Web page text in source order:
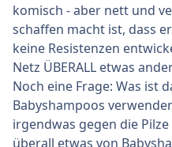
komisch - aber nett und
schaffen macht ist, dass
keine Resistenzen
Netz ÜBERALL etwas
Noch eine Frage: Was ist
Babyshampoos
irgendwas gegen die
überall etwas von